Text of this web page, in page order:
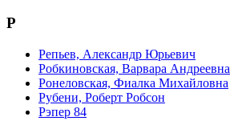
Р
Репьев, Александр Юрьевич
Робкиновская, Варвара Андреевна
Ронеловская, Фиалка Михайловна
Рубени, Роберт Робсон
Рэпер 84